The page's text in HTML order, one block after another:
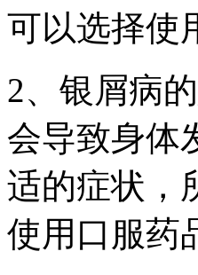
可以选择使
2、银屑病
会导致身体
适的症状，
使用口服药